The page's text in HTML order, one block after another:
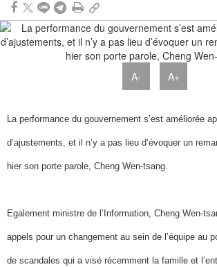
A- A+
La performance du gouvernement s’est améliorée
d’ajustements, et il n’y a pas lieu d’évoquer un
hier son porte parole, Cheng Wen-tsang.
Egalement ministre de l’Information, Cheng Wen-
appels pour un changement au sein de l’équipe au
de scandales qui a visé récemment la famille et